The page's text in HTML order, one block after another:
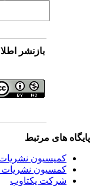
بازنشر
های مرتبط
کمیسیون نشریات
کمسیون نشریات
شرکت یکتاوب